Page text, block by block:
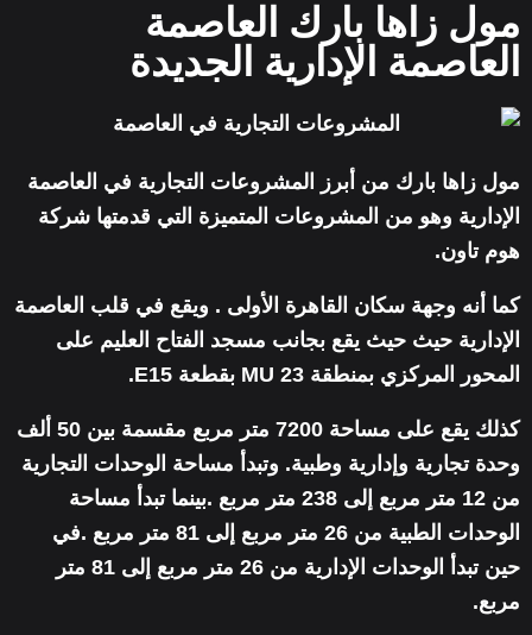
مول زاها بارك العاصمة
العاصمة الإدارية الجديدة
مول زاها بارك من أبرز المشروعات التجارية في العاصمة
الإدارية وهو من المشروعات المتميزة التي قدمتها شركة
هوم تاون.
كما أنه وجهة سكان القاهرة الأولى . ويقع في قلب العاصمة
الإدارية حيث حيث يقع بجانب مسجد الفتاح العليم على
المحور المركزي بمنطقة MU 23 بقطعة E15.
كذلك يقع على مساحة 7200 متر مربع مقسمة بين 50 ألف
وحدة تجارية وإدارية وطبية. وتبدأ مساحة الوحدات التجارية
من 12 متر مربع إلى 238 متر مربع .بينما تبدأ مساحة
الوحدات الطبية من 26 متر مربع إلى 81 متر مربع .في
حين تبدأ الوحدات الإدارية من 26 متر مربع إلى 81 متر
مربع.